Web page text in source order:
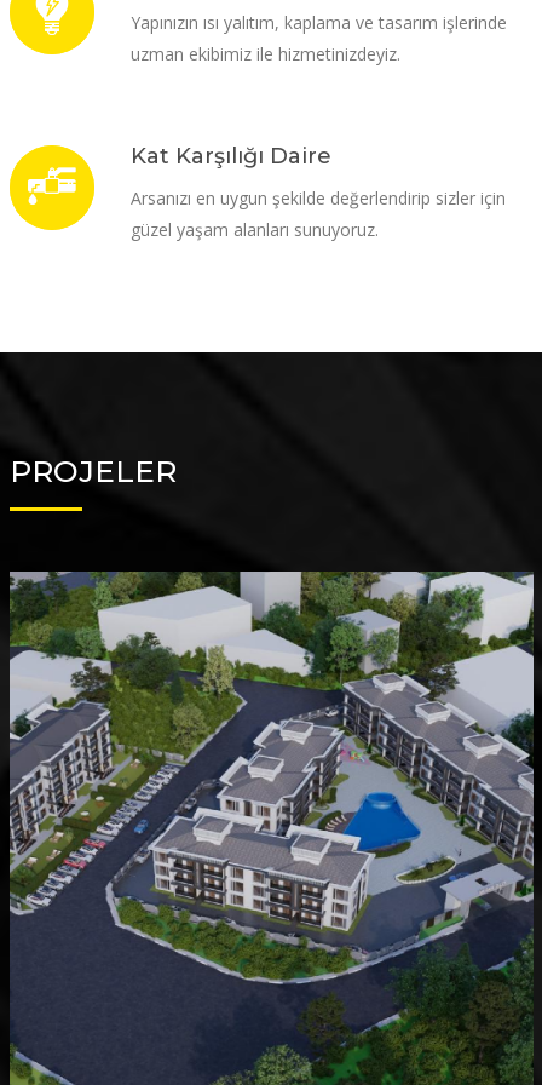
Yapınızın ısı yalıtım, kaplama ve tasarım işlerinde
uzman ekibimiz ile hizmetinizdeyiz.
Kat Karşılığı Daire
Arsanızı en uygun şekilde değerlendirip sizler için
güzel yaşam alanları sunuyoruz.
PROJELER